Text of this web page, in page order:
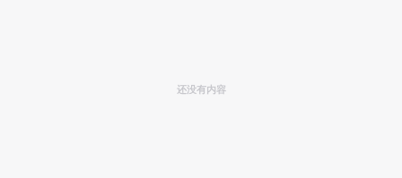
还没有内容